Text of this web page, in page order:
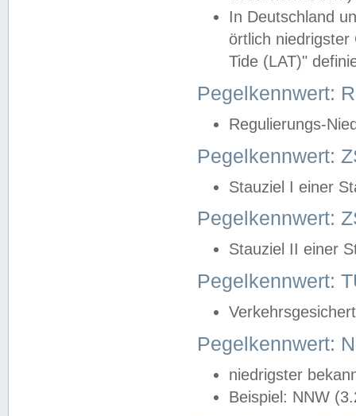
In Deutschland
örtlich
Tide (LAT)"
Pegelkennwert:
Regulierungs-
Pegelkennwert:
Stauziel I einer
Pegelkennwert:
Stauziel II einer
Pegelkennwert:
Pegelkennwert:
niedrigster
Beispiel: NNW